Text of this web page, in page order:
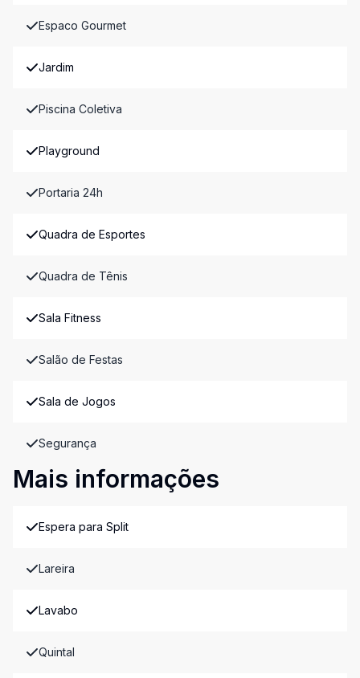
Espaco Gourmet
Jardim
Piscina Coletiva
Playground
Portaria 24h
Quadra de Esportes
Quadra de Tênis
Sala Fitness
Salão de Festas
Sala de Jogos
Segurança
Mais informações
Espera para Split
Lareira
Lavabo
Quintal